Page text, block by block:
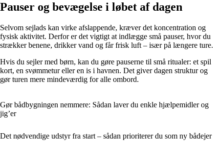
Pauser og bevægelse i løbet af dagen
Selvom sejlads kan virke afslappende, kræver det koncentration og
fysisk aktivitet. Derfor er det vigtigt at indlægge små pauser, hvor du
strækker benene, drikker vand og får frisk luft – især på længere ture.
Hvis du sejler med børn, kan du gøre pauserne til små ritualer: et spil
kort, en svømmetur eller en is i havnen. Det giver dagen struktur og
gør turen mere mindeværdig for alle ombord.
Gør bådbygningen nemmere: Sådan laver du enkle hjælpemidler og
jig’er
Det nødvendige udstyr fra start – sådan prioriterer du som ny bådejer